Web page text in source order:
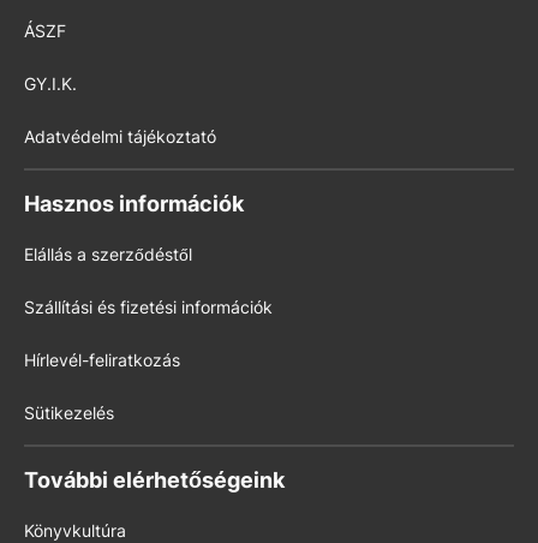
ÁSZF
GY.I.K.
Adatvédelmi tájékoztató
Hasznos információk
Elállás a szerződéstől
Szállítási és fizetési információk
Hírlevél-feliratkozás
Sütikezelés
További elérhetőségeink
Könyvkultúra